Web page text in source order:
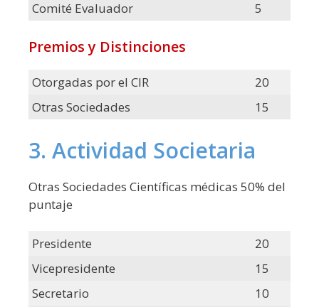
Comité Evaluador
5
Premios y Distinciones
Otorgadas por el CIR
20
Otras Sociedades
15
3. Actividad Societaria
Otras Sociedades Científicas médicas 50% del
puntaje
Presidente
20
Vicepresidente
15
Secretario
10